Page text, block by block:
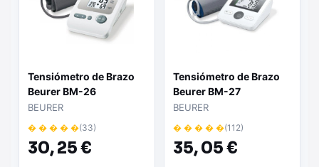
Tensiómetro de Brazo
Beurer BM-26
BEURER
� � � � �(33)
30,25 €
Tensiómetro de Brazo
Beurer BM-27
BEURER
� � � � �(112)
35,05 €